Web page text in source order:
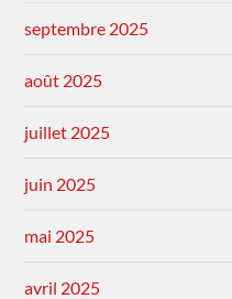
septembre 2025
août 2025
juillet 2025
juin 2025
mai 2025
avril 2025